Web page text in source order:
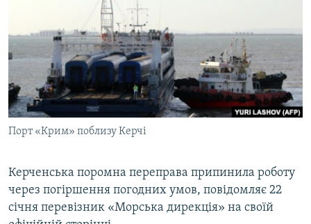
ДЕПОРТАЦІЯ
ВІДЕОУРОКИ «ELIFBE»
СВІДЧЕННЯ ОКУПАЦІЇ
УКРАЇНСЬКА ПРОБЛЕМА КРИМУ
ІНФОГРАФІКА
ЯК ОБІЙТИ БЛОКУВАННЯ
Русский
Qırımtatar
ДОЛУЧАЙСЯ!
Усі сайти RFE/RL
Порт «Крим» поблизу Керчі
Керченська поромна переправа припинила роботу
через погіршення погодних умов, повідомляє 22
січня перевізник «Морська дирекція» на своїй